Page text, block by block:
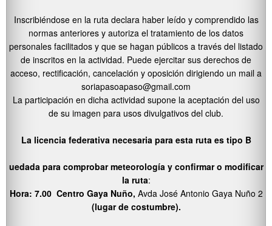
Inscribiéndose en la ruta declara haber leído y comprendido las
normas anteriores y autoriza el tratamiento de los datos
personales facilitados y que se hagan públicos a través del listado
de inscritos en la actividad. Puede ejercitar sus derechos de
acceso, rectificación, cancelación y oposición dirigiendo un mail a
soriapasoapaso@gmail.com
La participación en dicha actividad supone la aceptación del uso
de su imagen para usos divulgativos del club.
La licencia federativa necesaria para esta ruta es tipo B
uedada para comprobar meteorología y confirmar o modificar
la ruta:
Hora: 7.00 Centro Gaya Nuño, Avda José Antonio Gaya Nuño 2
(lugar de costumbre).